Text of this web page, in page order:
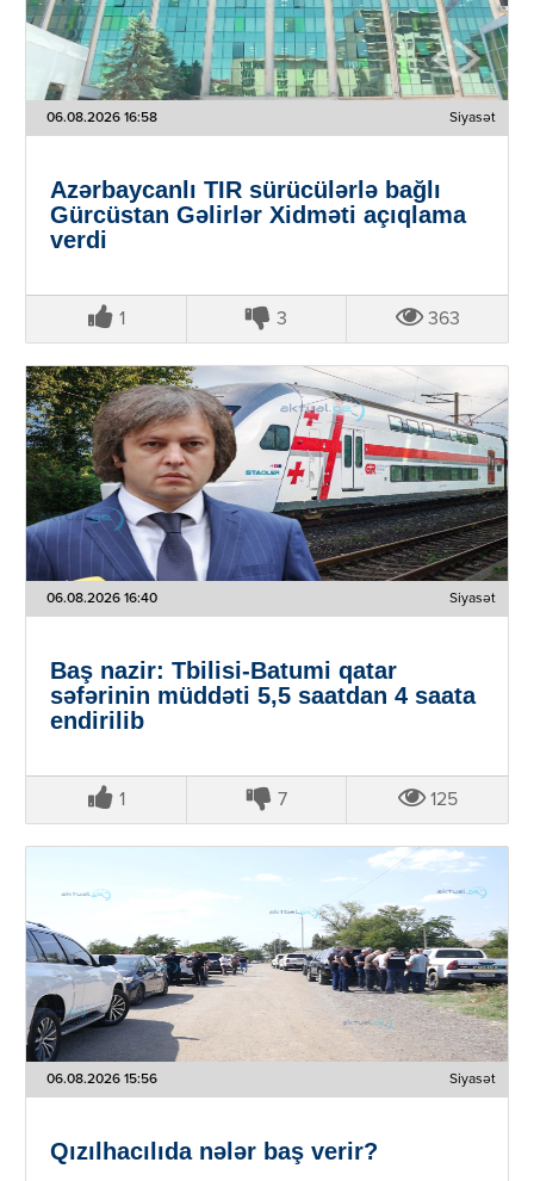
06.08.2026 16:58 Siyasət
Azərbaycanlı TIR sürücülərlə bağlı
Gürcüstan Gəlirlər Xidməti açıqlama
verdi
1 3 363
06.08.2026 16:40 Siyasət
Baş nazir: Tbilisi-Batumi qatar
səfərinin müddəti 5,5 saatdan 4 saata
endirilib
1 7 125
06.08.2026 15:56 Siyasət
Qızılhacılıda nələr baş verir?